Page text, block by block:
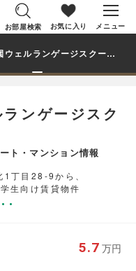
お部屋検索 お気に入り メニュー
【エイブル進学応援部】森ノ宮医療学園ウェルランゲージスクール（大阪府）周辺の賃貸を探す｜学生・大学生の一人暮らし向け賃貸マンション・アパート
ンゲージスク
ト・マンション情報
1丁目28-9から、
生向け賃貸物件
5.7 万円